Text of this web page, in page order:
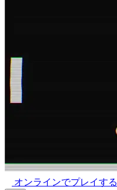
オンラインでプレイする